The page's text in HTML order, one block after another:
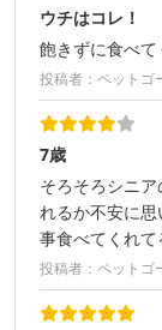
ウチはコレ！
飽きずに食べて
投稿者：ペットゴ
7歳
そろそろシニ
れるか不安に
事食べてくれ
投稿者：ペットゴ